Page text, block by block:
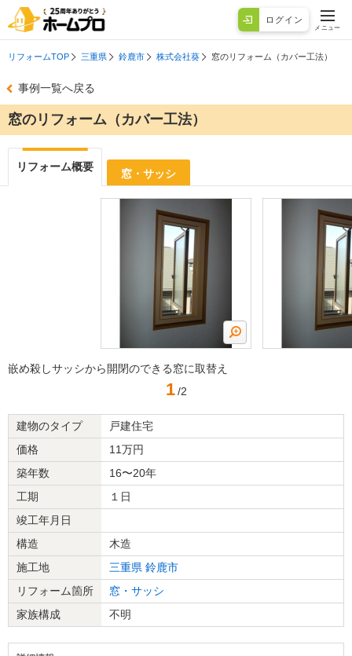
ログイン
メニュー
リフォームTOP 三重県 鈴鹿市 株式会社葵 窓のリフォーム（カバー工法）
事例一覧へ戻る
窓のリフォーム（カバー工法）
リフォーム概要
窓・サッシ
嵌め殺しサッシから開閉のできる窓に取替え
1 /2
建物のタイプ
戸建住宅
価格
11万円
築年数
16〜20年
工期
１日
竣工年月日
構造
木造
施工地
三重県 鈴鹿市
リフォーム箇所
窓・サッシ
家族構成
不明